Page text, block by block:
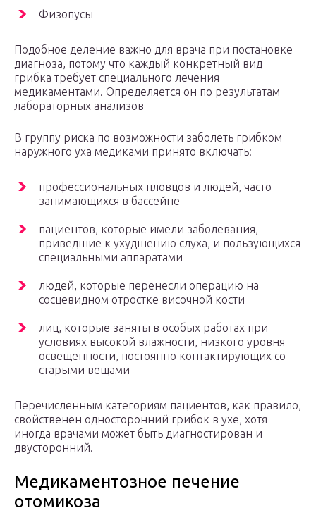
Физопусы
Подобное деление важно для врача при постановке
диагноза, потому что каждый конкретный вид
грибка требует специального лечения
медикаментами. Определяется он по результатам
лабораторных анализов
В группу риска по возможности заболеть грибком
наружного уха медиками принято включать:
профессиональных пловцов и людей, часто
занимающихся в бассейне
пациентов, которые имели заболевания,
приведшие к ухудшению слуха, и пользующихся
специальными аппаратами
людей, которые перенесли операцию на
сосцевидном отростке височной кости
лиц, которые заняты в особых работах при
условиях высокой влажности, низкого уровня
освещенности, постоянно контактирующих со
старыми вещами
Перечисленным категориям пациентов, как правило,
свойственен односторонний грибок в ухе, хотя
иногда врачами может быть диагностирован и
двусторонний.
Медикаментозное печение
отомикоза